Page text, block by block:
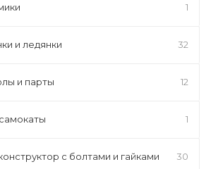
1
и ледянки 32
и парты 12
1
с болтами и гайками 30